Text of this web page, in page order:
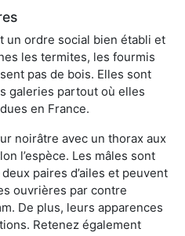
un ordre social bien établi et
les termites, les fourmis
pas de bois. Elles sont
galeries partout où elles
en France.
noirâtre avec un thorax aux
l’espèce. Les mâles sont
paires d’ailes et peuvent
ouvrières par contre
De plus, leurs apparences
Retenez également